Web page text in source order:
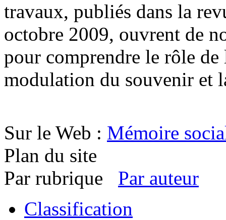
travaux, publiés dans la
octobre 2009, ouvrent de
pour comprendre le rôle
modulation du souvenir et
Sur le Web : Mémoire
Plan du site
Par rubrique
Par auteur
Classification